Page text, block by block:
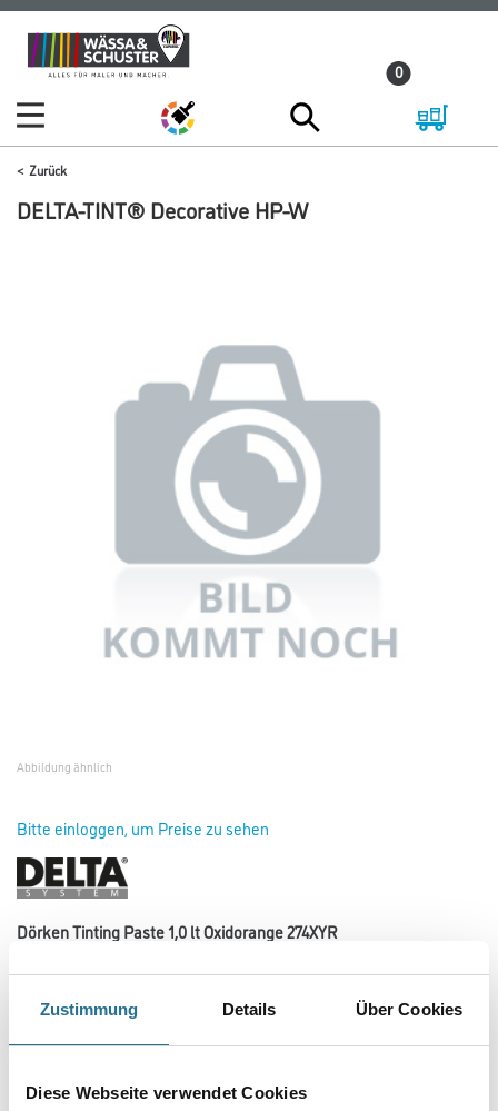
Zustimmung Details Über Cookies
Diese Webseite verwendet Cookies
Zum
Inhalt
Zum
Navigationsmenü
0
Zurück
DELTA-TINT® Decorative HP-W
Abbildung ähnlich
Bitte einloggen, um Preise zu sehen
Dörken Tinting Paste 1,0 lt Oxidorange 274XYR
Farbtonbezeichnung
Gebinde